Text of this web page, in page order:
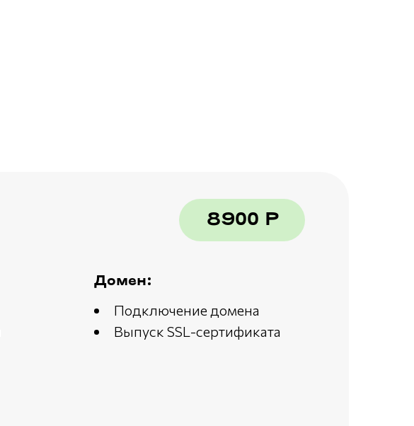
8900 Р
Домен:
Подключение домена
Выпуск SSL-сертификата